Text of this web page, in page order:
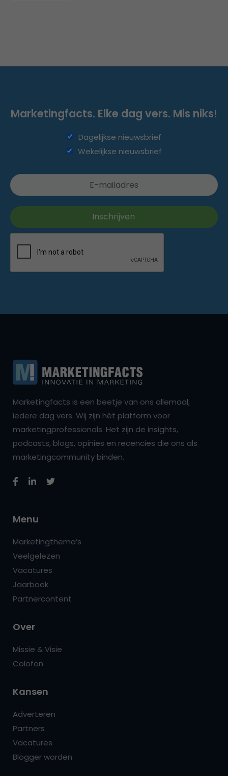
Marketingfacts. Elke dag vers. Mis niks!
Dagelijkse nieuwsbrief
Wekelijkse nieuwsbrief
Marketingfacts is een beetje van ons allemaal,
iedere dag vers. Wij zijn hét platform voor
marketingprofessionals. Het zijn de insights,
podcasts, blogs, opinies en recencies die ons als
marketingcommunity binden.
Menu
Marketingthema’s
Veelgelezen
Vacatures
Jaarboek
Partnercontent
Over
Missie & Visie
Colofon
Kansen
Adverteren
Partners
Vacatures
Blogger worden